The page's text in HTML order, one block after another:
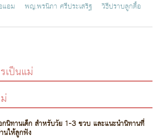
แอม พญ.พรนิภา ศรีประเสริฐ
วิธีปราบลูกดื้อ
เป็นแม่
กนิทานเด็ก สำหรับวัย 1-3 ขวบ และแนะนำนิทานที่
นให้ลูกฟัง